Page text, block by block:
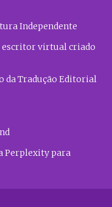
Independente
virtual criado
da Tradução Editorial
Perplexity para